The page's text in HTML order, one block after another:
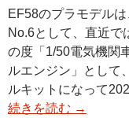
EF58のプラモデル
No.6として、直近で
の度「1/50電気機関
ルエンジン」として
ルキットになって
続きを読む →